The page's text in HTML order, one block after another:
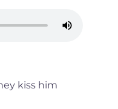
kiss him